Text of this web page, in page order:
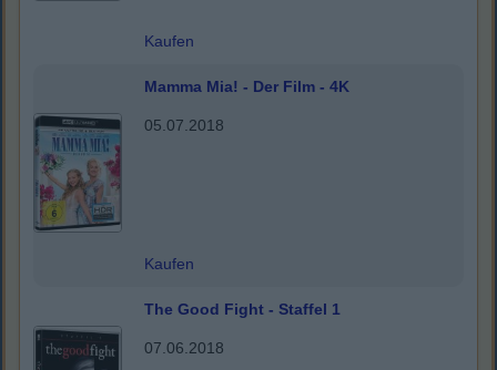
Kaufen
Mamma Mia! - Der Film - 4K
05.07.2018
Kaufen
The Good Fight - Staffel 1
07.06.2018